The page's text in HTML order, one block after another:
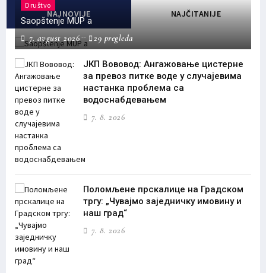
NAJNOVIJE NAJČITANIJE
Društvo
Saopštenje MUP a
7. avgust 2026
29 pregleda
ЈКП Вововод: Ангажовање цистерне
за превоз питке воде у случајевима
настанка проблема са
водоснабдевањем
7. 8. 2026
Поломљене прскалице на Градском
тргу: „Чувајмо заједничку имовину и
наш град“
7. 8. 2026